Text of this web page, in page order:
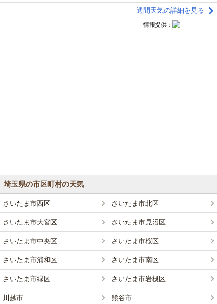
週間天気の詳細を見る
情報提供：
埼玉県の市区町村の天気
さいたま市西区 さいたま市北区
さいたま市大宮区 さいたま市見沼区
さいたま市中央区 さいたま市桜区
さいたま市浦和区 さいたま市南区
さいたま市緑区 さいたま市岩槻区
川越市 熊谷市